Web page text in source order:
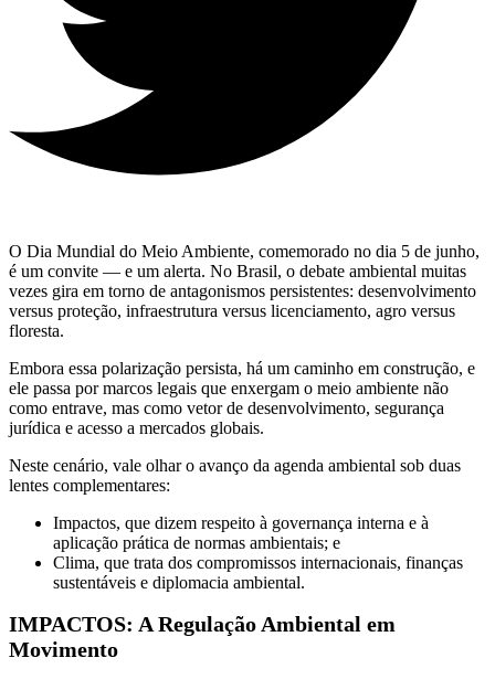
O Dia Mundial do Meio Ambiente, comemorado no dia 5 de junho,
é um convite — e um alerta. No Brasil, o debate ambiental muitas
vezes gira em torno de antagonismos persistentes: desenvolvimento
versus proteção, infraestrutura versus licenciamento, agro versus
floresta.
Embora essa polarização persista, há um caminho em construção, e
ele passa por marcos legais que enxergam o meio ambiente não
como entrave, mas como vetor de desenvolvimento, segurança
jurídica e acesso a mercados globais.
Neste cenário, vale olhar o avanço da agenda ambiental sob duas
lentes complementares:
Impactos, que dizem respeito à governança interna e à
aplicação prática de normas ambientais; e
Clima, que trata dos compromissos internacionais, finanças
sustentáveis e diplomacia ambiental.
IMPACTOS: A Regulação Ambiental em
Movimento